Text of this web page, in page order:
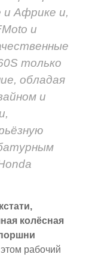
и Африке и,
и
только
обладая
и
колёсная
рабочий